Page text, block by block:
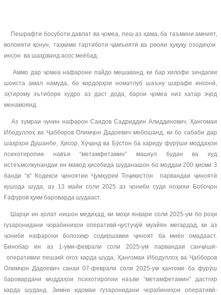
Пешрафти босуботи давлат ва ҷомеа, пеш аз ҳама, ба таъмини амният,
волоияти қонун, таҳкими тартиботи ҷамъиятӣ ва риояи ҳуқуқу озодиҳои
инсон ва шаҳрванд асос меёбад.
Аммо дар ҷомеа нафароне пайдо мешаванд, ки бар хилофи зиндагии
шоиста амал намуда, бо кирдорҳои номатлуб шаъну шарафи инсонӣ,
эҳтирому эътибори худро аз даст дода, барои ҷомеа низ хатар эҷод
менамоянд.
Аз зумраи чунин нафарон Саидов Садриддин Алиддинович, Ҳангомаи
Ибодуллоҳ ва Ҷабборов Олимҷон Дадоевич мебошанд, ки бо сабаби дар
шаҳрҳои Душанбе, Ҳисор, Хуҷанд ва Бӯстон ба хариду фурӯши моддаҳои
психотиропии навъи “метамфетамин” машғул будан ва худ
истеъмолкунандаи ин мавод ҳисобида шуданашон бо моддаи 200 қисми 3
банди “в” Кодекси ҷиноятии Ҷумҳурии Тоҷикистон парвандаи ҷиноятӣ
кушода шуда, аз 13 майи соли 2025 аз ҷониби суди ноҳияи Бобоҷон
Ғафуров ҳукм бароварда шудааст.
Шарҳи ин ҳолат нишон медиҳад, ки моҳи январи соли 2025-ум бо роҳи
гузаронидани чорабиниҳои оперативӣ-ҷустуҷӯӣ муайян мегардад, ки аз
ҷониби нафарони болозикр содиршавии ҷиноят ба миён омадааст.
Бинобар ин аз 1-уми-феврали соли 2025-ум парвандаи санҷишӣ-
оперативии пешакӣ оғоз карда шуда, Ҳангомаи Ибодуллоҳ ва Ҷабборов
Олимҷон Дадоевич санаи 07-феврали соли 2025-ум ҳангоми ба фурӯш
баровардани моддаҳои психотиропии наъви “метамфетамин” дастгир
карда шуданд. Зимни идомаи гузаронидани чорабиниҳои оперативӣ-